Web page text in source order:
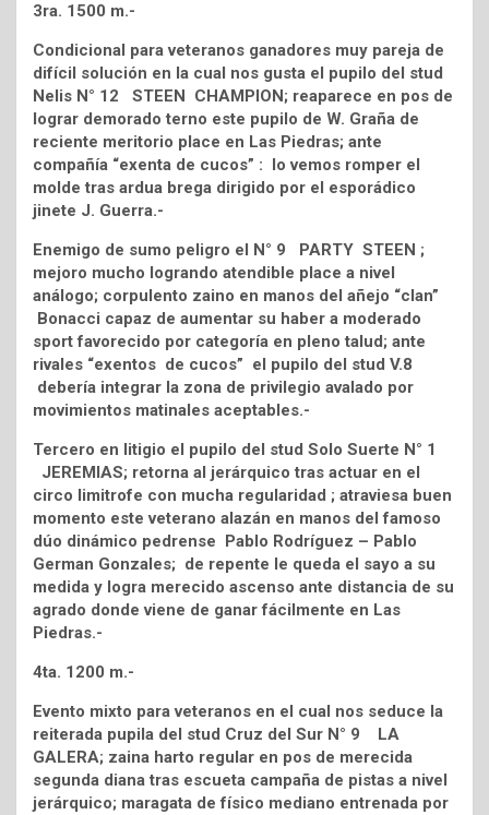
3ra. 1500 m.-
Condicional para veteranos ganadores muy pareja de
difícil solución en la cual nos gusta el pupilo del stud
Nelis N° 12 STEEN CHAMPION; reaparece en pos de
lograr demorado terno este pupilo de W. Graña de
reciente meritorio place en Las Piedras; ante
compañía “exenta de cucos” : lo vemos romper el
molde tras ardua brega dirigido por el esporádico
jinete J. Guerra.-
Enemigo de sumo peligro el N° 9 PARTY STEEN ;
mejoro mucho logrando atendible place a nivel
análogo; corpulento zaino en manos del añejo “clan”
Bonacci capaz de aumentar su haber a moderado
sport favorecido por categoría en pleno talud; ante
rivales “exentos de cucos” el pupilo del stud V.8
debería integrar la zona de privilegio avalado por
movimientos matinales aceptables.-
Tercero en litigio el pupilo del stud Solo Suerte N° 1
JEREMIAS; retorna al jerárquico tras actuar en el
circo limitrofe con mucha regularidad ; atraviesa buen
momento este veterano alazán en manos del famoso
dúo dinámico pedrense Pablo Rodríguez – Pablo
German Gonzales; de repente le queda el sayo a su
medida y logra merecido ascenso ante distancia de su
agrado donde viene de ganar fácilmente en Las
Piedras.-
4ta. 1200 m.-
Evento mixto para veteranos en el cual nos seduce la
reiterada pupila del stud Cruz del Sur N° 9 LA
GALERA; zaina harto regular en pos de merecida
segunda diana tras escueta campaña de pistas a nivel
jerárquico; maragata de físico mediano entrenada por